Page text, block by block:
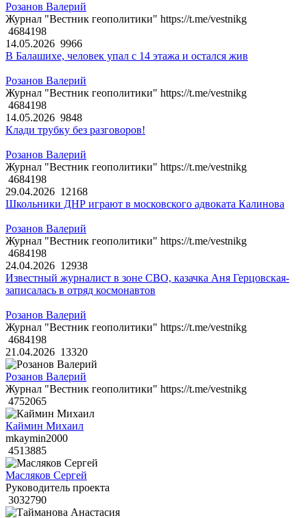
Розанов Валерий
Журнал "Вестник геополитики" https://t.me/vestnikg
4684198
14.05.2026 9966
В Балашихе, человек упал с 14 этажа и остался жив
Розанов Валерий
Журнал "Вестник геополитики" https://t.me/vestnikg
4684198
14.05.2026 9848
Клади трубку без разговоров!
Розанов Валерий
Журнал "Вестник геополитики" https://t.me/vestnikg
4684198
29.04.2026 12168
Школьники ДНР играют в московского адвоката Калинова
Розанов Валерий
Журнал "Вестник геополитики" https://t.me/vestnikg
4684198
24.04.2026 12938
Известный журналист в зоне СВО, казачка Аня Герцовская-
записалась в отряд космонавтов
Розанов Валерий
Журнал "Вестник геополитики" https://t.me/vestnikg
4684198
21.04.2026 13320
Розанов Валерий
Журнал "Вестник геополитики" https://t.me/vestnikg
4752065
Каймин Михаил
mkaymin2000
4513885
Масляков Сергей
Руководитель проекта
3032790